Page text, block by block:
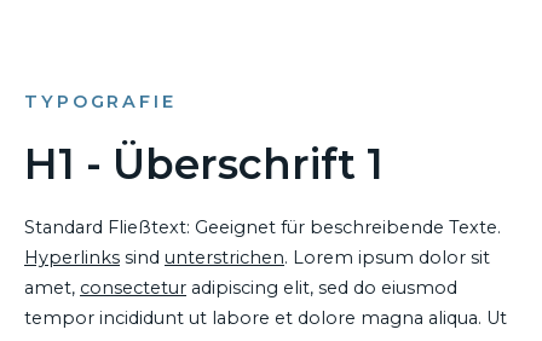
TYPOGRAFIE
H1 - Überschrift 1
Standard Fließtext: Geeignet für beschreibende Texte.
Hyperlinks sind unterstrichen. Lorem ipsum dolor sit
amet, consectetur adipiscing elit, sed do eiusmod
tempor incididunt ut labore et dolore magna aliqua. Ut